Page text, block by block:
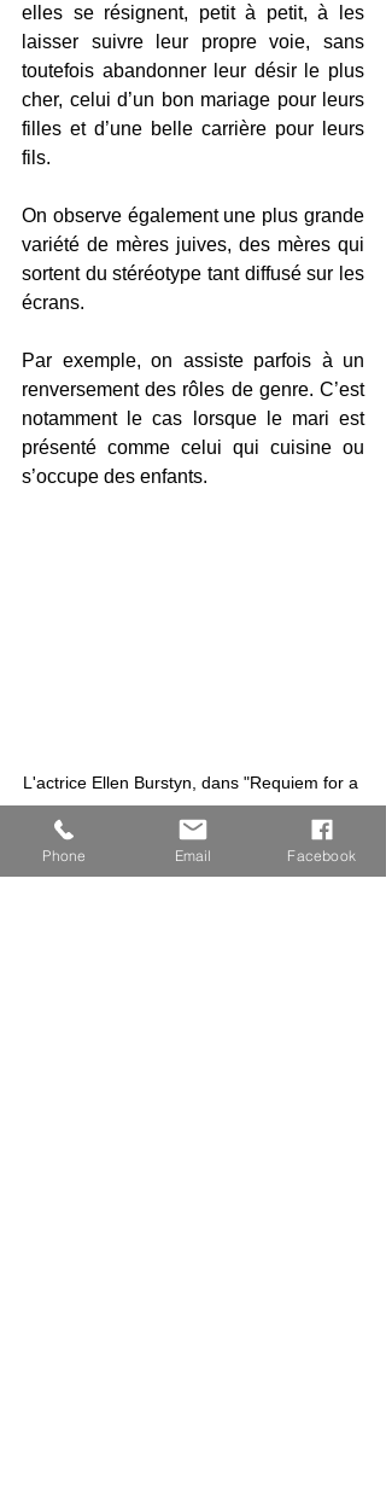
elles se résignent, petit à petit, à les
laisser suivre leur propre voie, sans
toutefois abandonner leur désir le plus
cher, celui d’un bon mariage pour leurs
filles et d’une belle carrière pour leurs
fils.
On observe également une plus grande
variété de mères juives, des mères qui
sortent du stéréotype tant diffusé sur les
écrans.
Par exemple, on assiste parfois à un
renversement des rôles de genre. C’est
notamment le cas lorsque le mari est
présenté comme celui qui cuisine ou
s’occupe des enfants.
L'actrice Ellen Burstyn, dans "Requiem for a
dream"
On trouve aussi des mères qui ne
Phone Email Facebook